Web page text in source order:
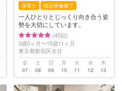
保育士
指定研修修了
一人ひとりとじっくり向き合う姿
勢を大切にしています。
(45回)
3歳0ヶ月〜15歳11ヶ月
東京都新宿区在住
金
07
土
08
日
09
月
10
火
11
水
12
木
13